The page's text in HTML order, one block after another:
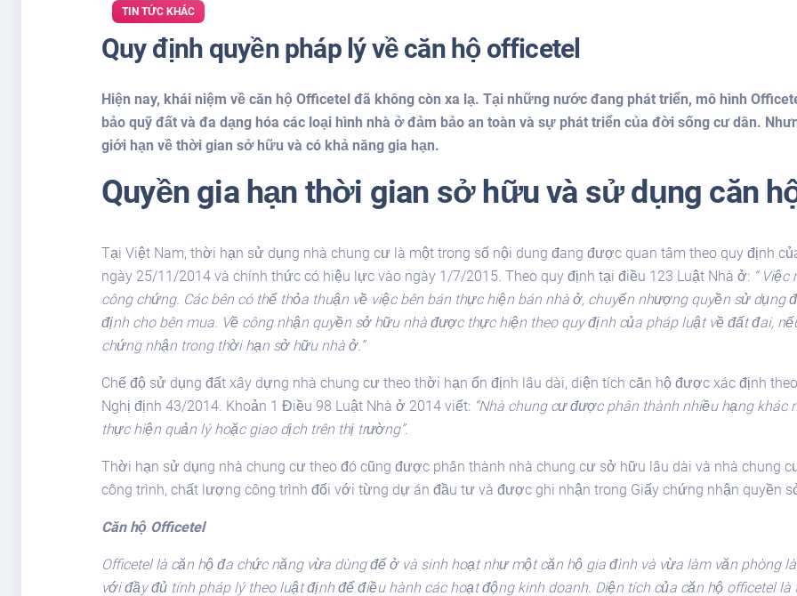
TIN TỨC KHÁC
Quy định quyền pháp lý về căn hộ officetel
Hiện nay, khái niệm về căn hộ Officetel đã không còn xa lạ. Tại những nước đang phát triển, mô hình
bảo quỹ đất và đa dạng hóa các loại hình nhà ở đảm bảo an toàn và sự phát triển của đời sống cư dân.
giới hạn về thời gian sở hữu và có khả năng gia hạn.
Quyền gia hạn thời gian sở hữu và sử dụng căn
Tại Việt Nam, thời hạn sử dụng nhà chung cư là một trong số nội dung đang được quan tâm theo quy định
ngày 25/11/2014 và chính thức có hiệu lực vào ngày 1/7/2015. Theo quy định tại điều 123 Luật Nhà ở: “
công chứng. Các bên có thể thỏa thuận về việc bên bán thực hiện bán nhà ở, chuyển nhượng quyền sử
định cho bên mua. Về công nhận quyền sở hữu nhà được thực hiện theo quy định của pháp luật về đất đai,
chứng nhận trong thời hạn sở hữu nhà ở.”
Chế độ sử dụng đất xây dựng nhà chung cư theo thời hạn ổn định lâu dài, diện tích căn hộ được xác định
Nghị định 43/2014. Khoản 1 Điều 98 Luật Nhà ở 2014 viết: “Nhà chung cư được phân thành nhiều hạng
thực hiện quản lý hoặc giao dịch trên thị trường”.
Thời hạn sử dụng nhà chung cư theo đó cũng được phân thành nhà chung cư sở hữu lâu dài và nhà chung
công trình, chất lượng công trình đối với từng dự án đầu tư và được ghi nhận trong Giấy chứng nhận quyền
Căn hộ Officetel
Officetel là căn hộ đa chức năng vừa dùng để ở và sinh hoạt như một căn hộ gia đình và vừa làm văn phòng
với đầy đủ tính pháp lý theo luật định để điều hành các hoạt động kinh doanh. Diện tích của căn hộ officetel